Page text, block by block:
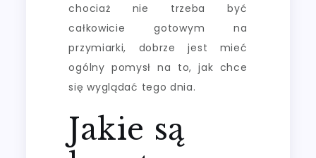
chociaż nie trzeba być
całkowicie gotowym na
przymiarki, dobrze jest mieć
ogólny pomysł na to, jak chce
się wyglądać tego dnia.
Jakie są